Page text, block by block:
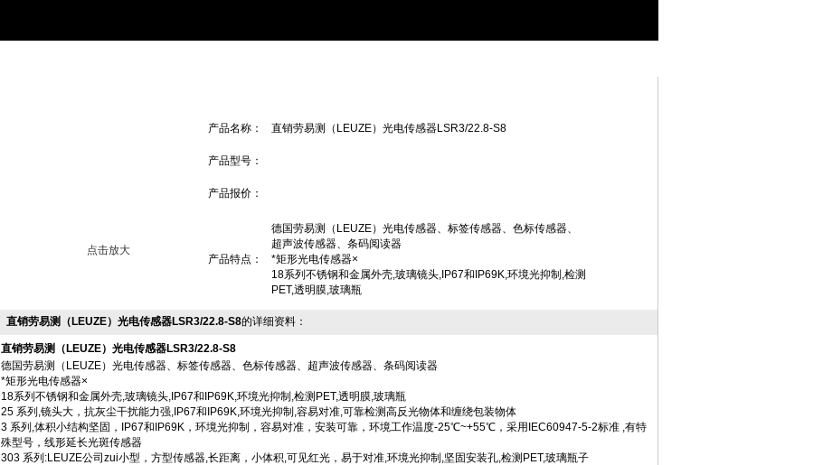
点击放大
产品名称： 直销劳易测（LEUZE）光电传感器LSR3/22.8-S8
产品型号：
产品报价：
产品特点：
德国劳易测（LEUZE）光电传感器、标签传感器、色标传感器、
超声波传感器、条码阅读器
*矩形光电传感器×
18系列不锈钢和金属外壳,玻璃镜头,IP67和IP69K,环境光抑制,检测
PET,透明膜,玻璃瓶
直销劳易测（LEUZE）光电传感器LSR3/22.8-S8的详细资料：
直销劳易测（LEUZE）光电传感器LSR3/22.8-S8
德国劳易测（LEUZE）光电传感器、标签传感器、色标传感器、超声波传感器、条码阅读器
*矩形光电传感器×
18系列不锈钢和金属外壳,玻璃镜头,IP67和IP69K,环境光抑制,检测PET,透明膜,玻璃瓶
25 系列,镜头大，抗灰尘干扰能力强,IP67和IP69K,环境光抑制,容易对准,可靠检测高反光物体和缠绕包装物体
3 系列,体积小结构坚固，IP67和IP69K，环境光抑制，容易对准，安装可靠，环境工作温度-25℃~+55℃，采用IEC60947-5-2标准 ,有特
殊型号，线形延长光斑传感器
303 系列:LEUZE公司zui小型，方型传感器,长距离，小体积,可见红光，易于对准,环境光抑制,坚固安装孔,检测PET,玻璃瓶子